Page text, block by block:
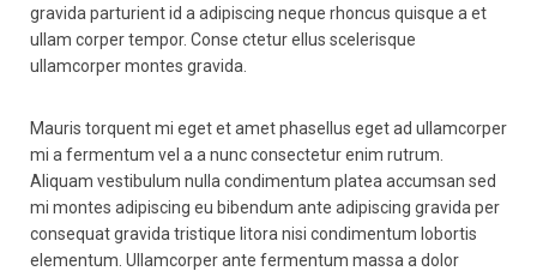
gravida parturient id a adipiscing neque rhoncus quisque a et
ullam corper tempor. Conse ctetur ellus scelerisque
ullamcorper montes gravida.
Mauris torquent mi eget et amet phasellus eget ad ullamcorper
mi a fermentum vel a a nunc consectetur enim rutrum.
Aliquam vestibulum nulla condimentum platea accumsan sed
mi montes adipiscing eu bibendum ante adipiscing gravida per
consequat gravida tristique litora nisi condimentum lobortis
elementum. Ullamcorper ante fermentum massa a dolor